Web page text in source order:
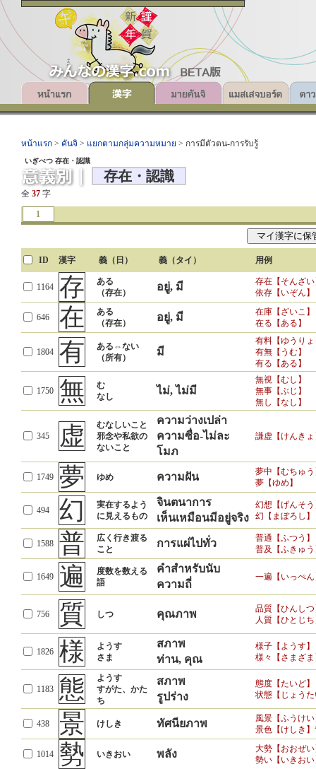
หน้าแรก > คันจิ > แยกตามกลุ่มความหมาย > การมีตัวตน-การรับรู้
いぎべつ 存在・認識
存在・認識
全 37 字
1
ID 漢字 義（日） 義（タイ） 用例
1164 存
ある
（存在）
อยู่, มี
存在【そんざ
依存【いぞん】
646 在
ある
（存在）
อยู่, มี
在庫【ざいこ】
在る【ある】
1804 有
ある⇔ない
（所有）
มี
有料【ゆうり
有無【うむ】
有る【ある】
1750 無
む
なし
ไม่, ไม่มี
無視【むし】
無事【ぶじ】
無し【なし】
345 虚
むなしいこと
邪念や私欲の
ないこと
ความว่างเปล่า
ความซื่อ-ไม่ละ
โมภ
謙虚【けんき
1749 夢 ゆめ ความฝัน
夢中【むちゅ
夢【ゆめ】
494 幻
実在するよう
に見えるもの
จินตนาการ
เห็นเหมือนมีอยู่จริง
幻想【げんそ
幻【まぼろし】
1588 普
広く行き渡る
こと
การแผ่ไปทั่ว
普通【ふつう】
普及【ふきゅ
1649 遍
度数を数える
語
คำสำหรับนับ
ความถี่
一遍【いっぺ
756 質 しつ คุณภาพ
品質【ひんし
人質【ひとじ
1826 様
ようす
さま
สภาพ
ท่าน, คุณ
様子【ようす】
様々【さまざ
1183 態
ようす
すがた、かた
ち
สภาพ
รูปร่าง
態度【たいど】
状態【じょう
438 景 けしき ทัศนียภาพ
風景【ふうけ
景色【けしき
1014 勢 いきおい พลัง
大勢【おおぜ
勢い【いきお